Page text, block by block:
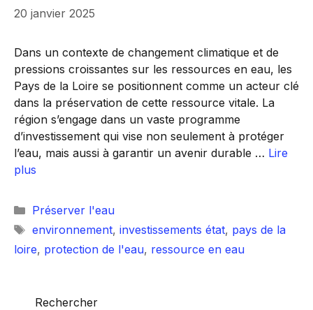
20 janvier 2025
Dans un contexte de changement climatique et de
pressions croissantes sur les ressources en eau, les
Pays de la Loire se positionnent comme un acteur clé
dans la préservation de cette ressource vitale. La
région s’engage dans un vaste programme
d’investissement qui vise non seulement à protéger
l’eau, mais aussi à garantir un avenir durable … Lire
plus
Catégories
Préserver l'eau
Étiquettes
environnement, investissements état, pays de la
loire, protection de l'eau, ressource en eau
Rechercher